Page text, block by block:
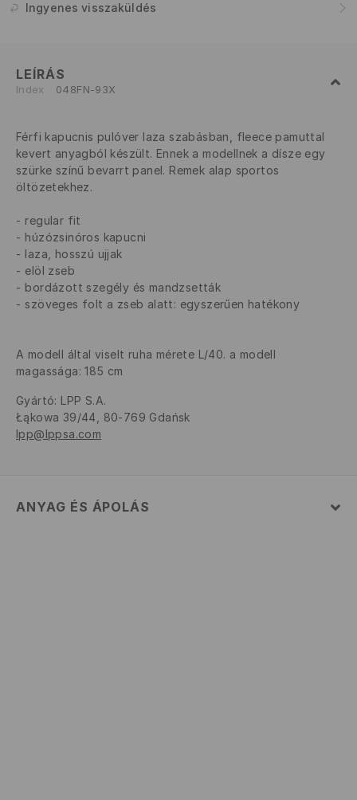
Ingyenes visszaküldés
LEÍRÁS
Index 048FN-93X
Férfi kapucnis pulóver laza szabásban, fleece pamuttal
kevert anyagból készült. Ennek a modellnek a dísze egy
szürke színű bevarrt panel. Remek alap sportos
öltözetekhez.
regular fit
húzózsinóros kapucni
laza, hosszú ujjak
elöl zseb
bordázott szegély és mandzsetták
szöveges folt a zseb alatt: egyszerűen hatékony
A modell által viselt ruha mérete L/40. a modell
magassága: 185 cm
Gyártó: LPP S.A.
Łąkowa 39/44, 80-769 Gdańsk
lpp@lppsa.com
ANYAG ÉS ÁPOLÁS